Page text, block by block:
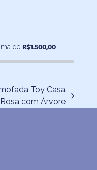
de R$1.500,00
Toy Casa
Rosa com Árvore